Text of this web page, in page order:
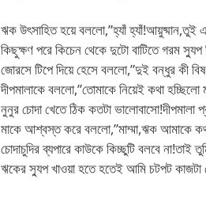
ঋক উৎসাহিত হয়ে বললো,”হ্যাঁ হ্যাঁ!আয়ুষ্মান,তুই
কিছুক্ষণ পরে কিচেন থেকে দুটো বাটিতে গরম স্যুপ
জোরসে টিপে দিয়ে হেসে বললো,”দুই বন্ধুর কী
দীপমালাকে বললো,”তোমাকে নিয়েই কথা
নুনুর চোদা খেতে ঠিক কতটা ভালোবাসো!দীপমালা
মাকে আশ্বস্ত করে বললো,”মাম্মা,ঋক আমাকে
চোদাচুদির ব্যপারে কাউকে কিচ্ছুটি বলবে না!তাই
ঋকের স্যুপ খাওয়া হতে হতেই আমি চটপট